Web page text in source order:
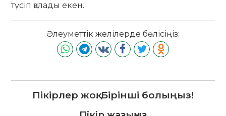
түсіп қалады екен.
Әлеуметтік желілерде бөлісіңіз:
Пікірлер жоқ. Бірінші болыңыз!